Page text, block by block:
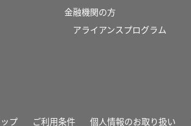
金融機関の方
アライアンスプログラム
プ ご利用条件 個人情報のお取り扱い